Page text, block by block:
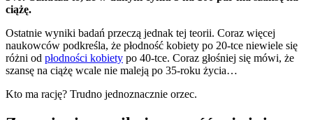
ciążę.
Ostatnie wyniki badań przeczą jednak tej teorii. Coraz więcej
naukowców podkreśla, że płodność kobiety po 20-tce niewiele się
różni od płodności kobiety po 40-tce. Coraz głośniej się mówi, że
szansę na ciążę wcale nie maleją po 35-roku życia…
Kto ma rację? Trudno jednoznacznie orzec.